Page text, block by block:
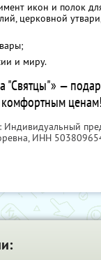
икон и полок
церковной
и миру.
"Святцы"» —
комфортным ценам!
Индивидуальный
ИНН